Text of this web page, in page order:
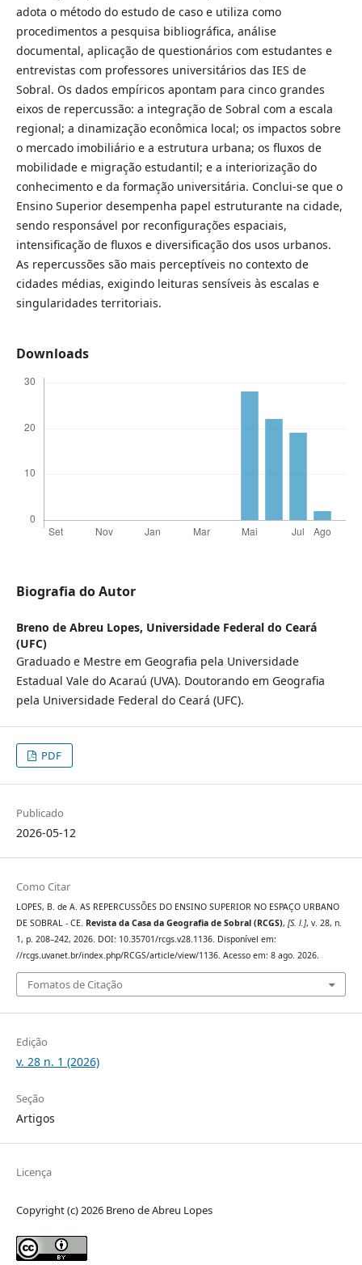
adota o método do estudo de caso e utiliza como
procedimentos a pesquisa bibliográfica, análise
documental, aplicação de questionários com estudantes e
entrevistas com professores universitários das IES de
Sobral. Os dados empíricos apontam para cinco grandes
eixos de repercussão: a integração de Sobral com a escala
regional; a dinamização econômica local; os impactos sobre
o mercado imobiliário e a estrutura urbana; os fluxos de
mobilidade e migração estudantil; e a interiorização do
conhecimento e da formação universitária. Conclui-se que o
Ensino Superior desempenha papel estruturante na cidade,
sendo responsável por reconfigurações espaciais,
intensificação de fluxos e diversificação dos usos urbanos.
As repercussões são mais perceptíveis no contexto de
cidades médias, exigindo leituras sensíveis às escalas e
singularidades territoriais.
Downloads
Biografia do Autor
Breno de Abreu Lopes, Universidade Federal do Ceará
(UFC)
Graduado e Mestre em Geografia pela Universidade
Estadual Vale do Acaraú (UVA). Doutorando em Geografia
pela Universidade Federal do Ceará (UFC).
PDF
Publicado
2026-05-12
Como Citar
LOPES, B. de A. AS REPERCUSSÕES DO ENSINO SUPERIOR NO ESPAÇO URBANO
DE SOBRAL - CE. Revista da Casa da Geografia de Sobral (RCGS), [S. l.], v. 28, n.
1, p. 208–242, 2026. DOI: 10.35701/rcgs.v28.1136. Disponível em:
//rcgs.uvanet.br/index.php/RCGS/article/view/1136. Acesso em: 8 ago. 2026.
Fomatos de Citação
Edição
v. 28 n. 1 (2026)
Seção
Artigos
Licença
Copyright (c) 2026 Breno de Abreu Lopes